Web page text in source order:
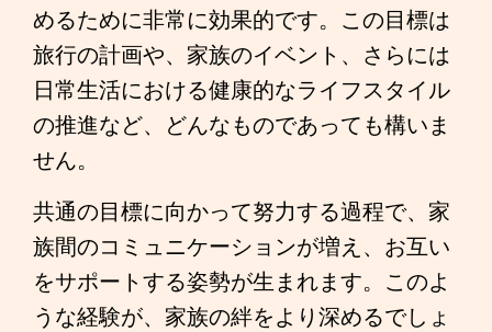
めるために非常に効果的です。この目標は
旅行の計画や、家族のイベント、さらには
日常生活における健康的なライフスタイル
の推進など、どんなものであっても構いま
せん。
共通の目標に向かって努力する過程で、家
族間のコミュニケーションが増え、お互い
をサポートする姿勢が生まれます。このよ
うな経験が、家族の絆をより深めるでしょ